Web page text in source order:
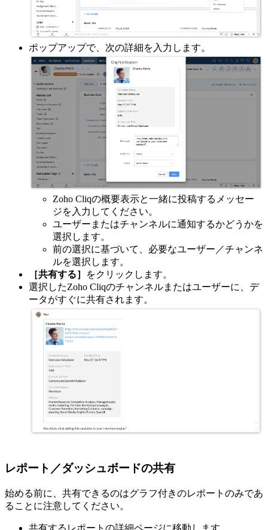
ポップアップで、次の詳細を入力します。
Zoho Cliqの概要表示と一緒に投稿するメッセー
ジを入力してください。
ユーザーまたはチャンネルに通知するかどうかを
選択します。
前の選択に基づいて、必要なユーザー／チャンネ
ルを選択します。
［共有する］
をクリックします。
選択したZoho Cliqのチャンネルまたはユーザーに、デ
ータがすぐに共有されます。
レポート／ダッシュボードの共有
始める前に、共有できるのはグラフ付きのレポートのみであ
ることに注意してください。
共有するレポートの詳細ページに移動します。